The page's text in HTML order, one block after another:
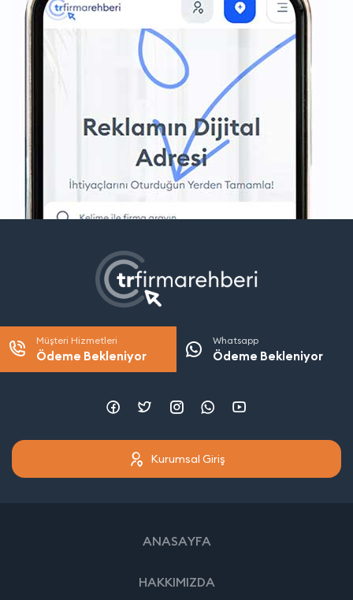
Müşteri Hizmetleri
Ödeme Bekleniyor
Whatsapp
Ödeme Bekleniyor
Kurumsal Giriş
ANASAYFA
HAKKIMIZDA